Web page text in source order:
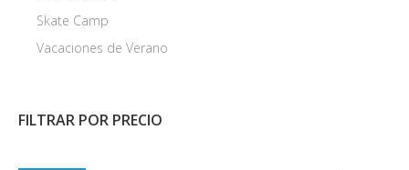
Skate Camp
Vacaciones de Verano
FILTRAR POR PRECIO